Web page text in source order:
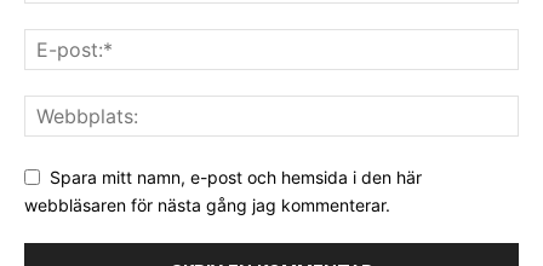
Spara mitt namn, e-post och hemsida i den här
webbläsaren för nästa gång jag kommenterar.